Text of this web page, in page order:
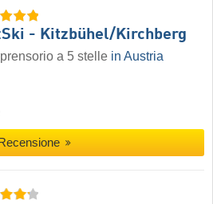
- Kitzbühel/​Kirchberg
a 5 stelle in Austria
Recensione